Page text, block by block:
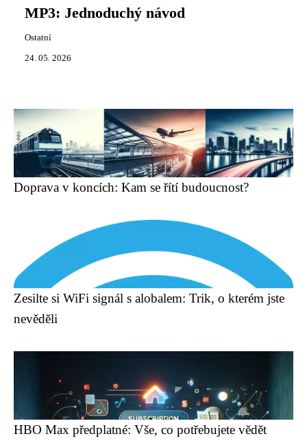
MP3: Jednoduchý návod
Ostatní
24. 05. 2026
Doprava v koncích: Kam se řítí budoucnost?
Zesilte si WiFi signál s alobalem: Trik, o kterém jste
nevěděli
HBO Max předplatné: Vše, co potřebujete vědět